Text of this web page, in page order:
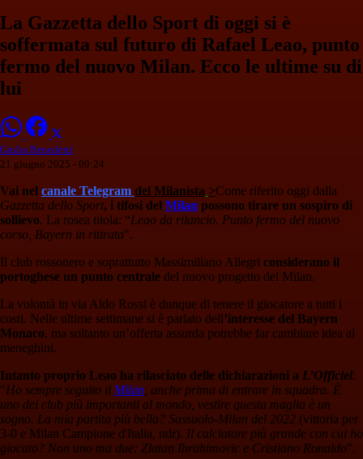
La Gazzetta dello Sport di oggi si è
soffermata sul futuro di Rafael Leao, punto
fermo del nuovo Milan. Ecco le ultime su di
lui
Giulia Benedetti
21 giugno 2025 - 09:24
Vai nel canale Telegram del Milanista >Come riferito oggi dalla
Gazzetta dello Sport, i tifosi del Milan possono tirare un sospiro di
sollievo. La rosea titola: “Leao da rilancio. Punto fermo del nuovo
corso, Bayern in ritirata".
Il club rossonero e soprattutto Massimiliano Allegri considerano il
portoghese un punto centrale del nuovo progetto del Milan.
La volontà in via Aldo Rossi è dunque di tenere il giocatore a tutti i
costi. Nelle ultime settimane si è parlato dell’interesse del Bayern
Monaco, ma soltanto un’offerta assurda potrebbe far cambiare idea ai
meneghini.
Intanto proprio Leao ha rilasciato delle dichiarazioni a L’Officiel:
"Ho sempre seguito il Milan , anche prima di entrare in squadra. È
uno dei club più importanti al mondo, vestire questa maglia è un
sogno. La mia partita più bella? Sassuolo-Milan del 2022 (vittoria per
3-0 e Milan Campione d'Italia, ndr). Il calciatore più grande con cui ho
giocato? Non uno ma due: Zlatan Ibrahimovic e Cristiano Ronaldo".